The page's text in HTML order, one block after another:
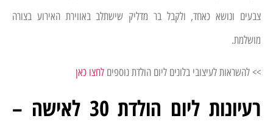
צבעים ונושא כאחד, ולקבל בר מדליק שישתלב באווירת האירוע בצורה
מושלמת.
>> להשראות לעיצובי בלונים ליום הולדת נוספים לחצו כאן
רעיונות ליום הולדת 30 לאישה –